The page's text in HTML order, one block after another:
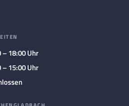
– 18:00 Uhr
– 15:00 Uhr